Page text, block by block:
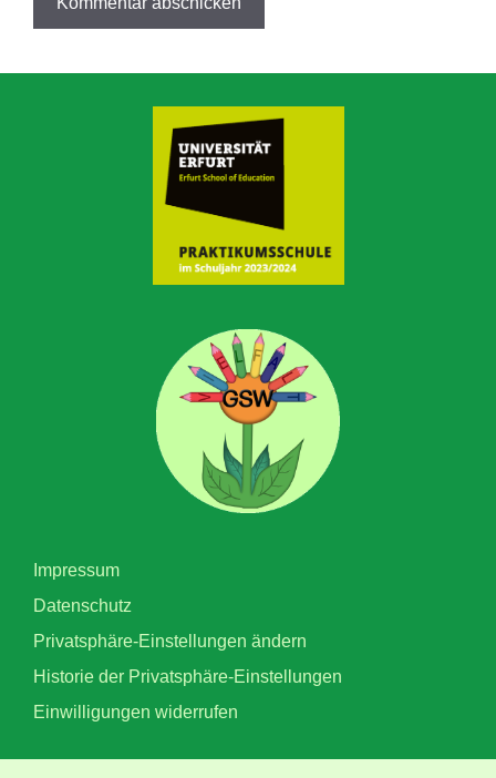
Impressum
Datenschutz
Privatsphäre-Einstellungen ändern
Historie der Privatsphäre-Einstellungen
Einwilligungen widerrufen